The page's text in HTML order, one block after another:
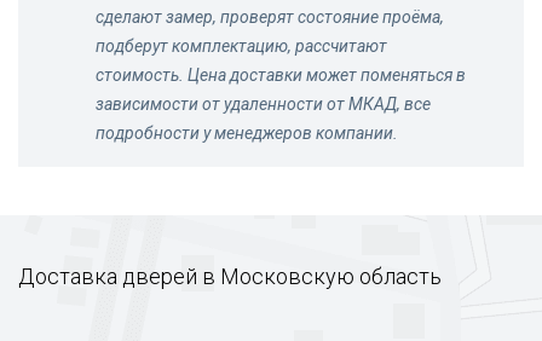
сделают замер, проверят состояние проёма,
подберут комплектацию, рассчитают
стоимость. Цена доставки может поменяться в
зависимости от удаленности от МКАД, все
подробности у менеджеров компании.
Доставка дверей в Московскую область